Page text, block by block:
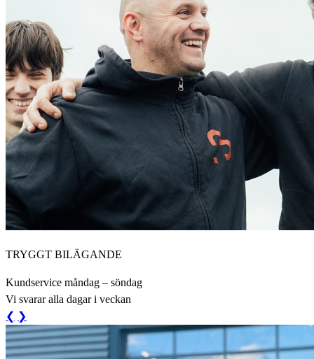
TRYGGT BILÄGANDE
Kundservice måndag – söndag
Vi svarar alla dagar i veckan
❮ ❯